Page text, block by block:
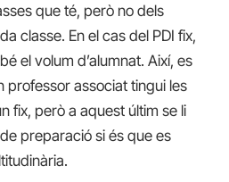
que té, però no dels
classe. En el cas del PDI fix,
el volum d’alumnat. Així, es
professor associat tingui les
fix, però a aquest últim se li
preparació si és que es